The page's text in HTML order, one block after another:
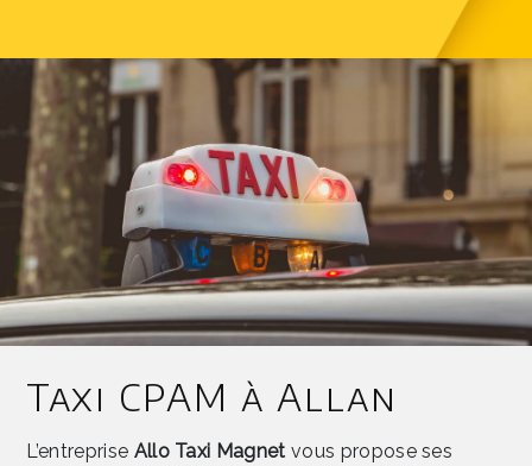
Taxi CPAM à Allan
L’entreprise Allo Taxi Magnet vous propose ses